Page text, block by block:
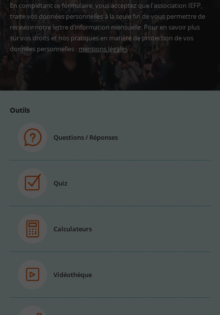
En complétant ce formulaire, vous acceptez que l'association IEFP,
traite vos données personnelles à la seule fin de vous permettre de
recevoir notre lettre d’information mensuelle. Pour en savoir plus
sur vos droits et nos pratiques en matière de protection de vos
données personnelles : mentions légales
Adresse
Outils
Questions / Réponses
Quiz
Calculateurs
Vidéothèque